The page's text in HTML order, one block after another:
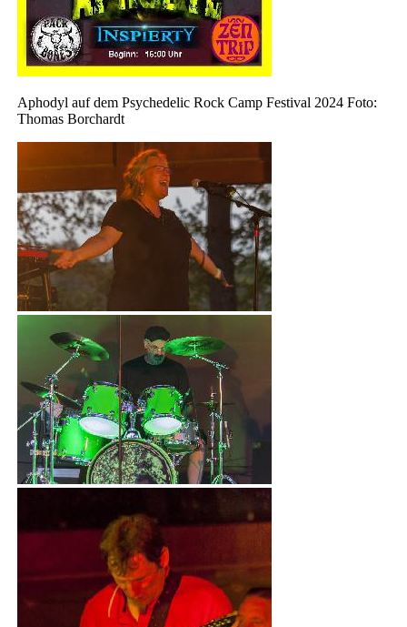
Aphodyl auf dem Psychedelic Rock Camp Festival 2024 Foto:
Thomas Borchardt